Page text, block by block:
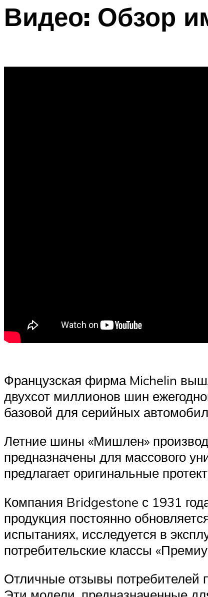
Видео: Обзор
Французская фирма Michelin
двухсот миллионов шин
базовой для серийных
Летние шины «Мишлен»
предназначены для массового
предлагает оригинальные
Компания Bridgestone с 1931
продукция постоянно
испытаниях, исследуется в
потребительские классы
Отличные отзывы потребителей